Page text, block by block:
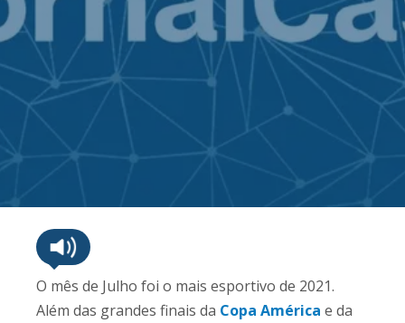
O mês de Julho foi o mais esportivo de 2021.
Além das grandes finais da Copa América e da